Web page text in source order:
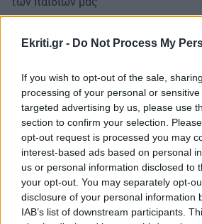
Ekriti.gr - Do Not Process My
If you wish to opt-out of the sale,
processing of your personal or
targeted advertising by us, please use
section to confirm your selection.
opt-out request is processed you may
interest-based ads based on personal
us or personal information disclosed to
your opt-out. You may separately opt-
disclosure of your personal information
IAB’s list of downstream participants.
να γνωρίζουν οι πολίτες σχετικά
phising
Ηράκλειο: "Θηλιά" για τους
Πάνω από 2,10 η αμόλυβδη,
κίνησης
Ακολουθήστε το ekriti.gr στο
μάθετε πρώτοι όλες τις
και όχι μόνο.